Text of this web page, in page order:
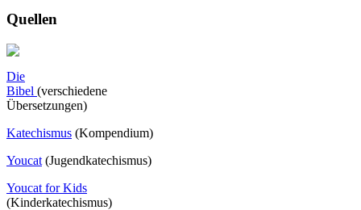
Quellen
Die
Bibel (verschiedene
Übersetzungen)
Katechismus (Kompendium)
Youcat (Jugendkatechismus)
Youcat for Kids
(Kinderkatechismus)